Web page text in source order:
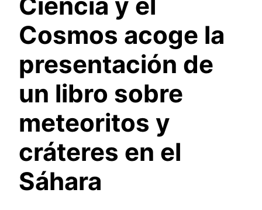
Cosmos acoge la
presentación de
un libro sobre
meteoritos y
cráteres en el
Sáhara